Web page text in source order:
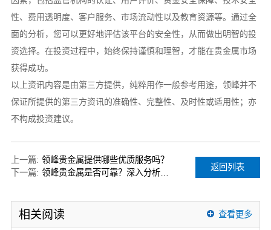
性、费用透明度、客户服务、市场流动性以及教育资源等。通过全
面的分析，您可以更好地评估该平台的安全性，从而做出明智的投
资选择。在投资过程中，始终保持谨慎和理智，才能在贵金属市场
获得成功。
以上资讯内容是由第三方提供，纯粹用作一般参考用途，领峰并不
保证所提供的第三方资讯的准确性、完整性、及时性或适用性；亦
不构成投资建议。
上一篇: 领峰贵金属提供哪些优质服务吗？
下一篇:
领峰贵金属是否可靠？深入分析其业务和信誉
返回列表
相关阅读 查看更多